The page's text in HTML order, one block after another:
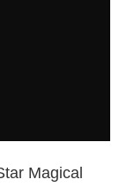
Magical